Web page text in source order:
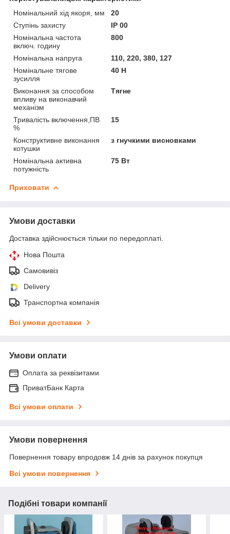
Номінальний хід якоря, мм
20
Ступінь захисту
IP 00
Номінальна частота
включ. годину
800
Номінальна напруга
110, 220, 380, 127
Номінальне тягове
зусилля
40 Н
Виконання за способом
впливу на виконавчий
механізм
Тягне
Тривалість включення,ПВ
%
15
Конструктивне виконання
котушки
з гнучкими висновками
Номінальна активна
потужність
75 Вт
Приховати
Умови доставки
Доставка здійснюється тільки по передоплаті.
Нова Пошта
Самовивіз
Delivery
Транспортна компанія
Всі умови доставки
Умови оплати
Оплата за реквізитами
ПриватБанк Карта
Всі умови оплати
Умови повернення
Повернення товару впродовж 14 днів за рахунок покупця
Всі умови повернення
Подібні товари компанії